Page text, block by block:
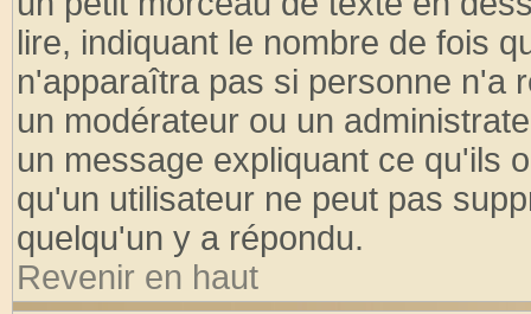
lire, indiquant le nombre de fois
n'apparaîtra pas si personne n'a
un modérateur ou un
un message expliquant ce qu'ils
qu'un utilisateur ne peut pas
quelqu'un y a répondu.
Revenir en haut